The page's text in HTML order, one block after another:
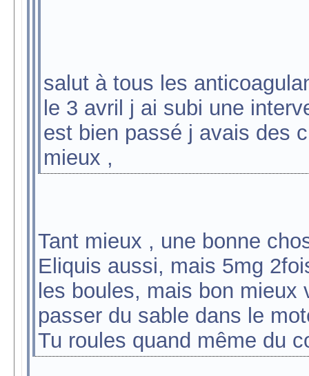
salut à tous les
le 3 avril j ai subi une
est bien passé j avais des
mieux ,
Tant mieux , une bonne
Eliquis aussi, mais 5mg
les boules, mais bon
passer du sable dans le
Tu roules quand même du